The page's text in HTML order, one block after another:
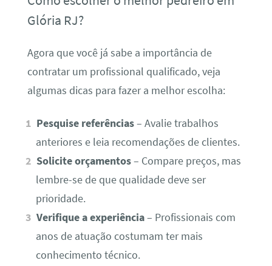
Glória RJ?
Agora que você já sabe a importância de
contratar um profissional qualificado, veja
algumas dicas para fazer a melhor escolha:
Pesquise referências– Avalie trabalhos
anteriores e leia recomendações de clientes.
Solicite orçamentos– Compare preços, mas
lembre-se de que qualidade deve ser
prioridade.
Verifique a experiência– Profissionais com
anos de atuação costumam ter mais
conhecimento técnico.